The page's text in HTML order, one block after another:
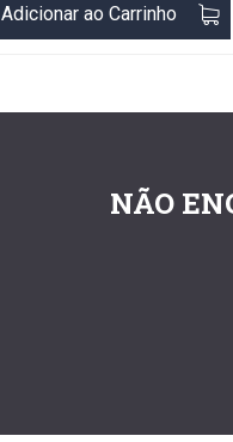
Adicionar ao Carrinho
NÃO